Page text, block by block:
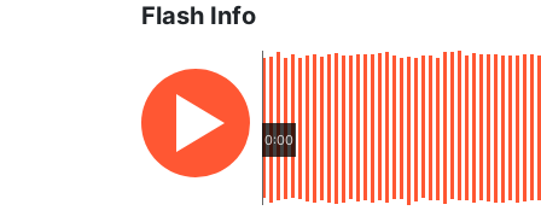
Flash Info
0:00